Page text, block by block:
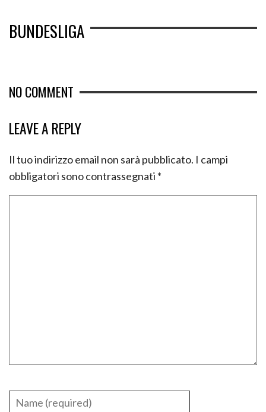
BUNDESLIGA
NO COMMENT
LEAVE A REPLY
Il tuo indirizzo email non sarà pubblicato. I campi
obbligatori sono contrassegnati *